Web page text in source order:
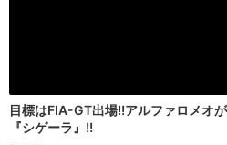
目標はFIA-GT出場!!アルファロメオ
『シゲーラ』!!